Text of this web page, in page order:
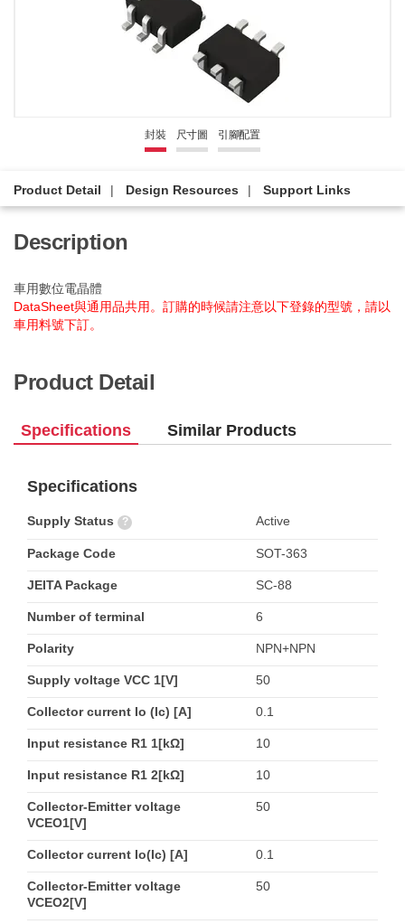
封裝 尺寸圖 引腳配置
Product Detail Design Resources Support Links
Description
車用數位電晶體
DataSheet與通用品共用。訂購的時候請注意以下登錄的型號，請以
車用料號下訂。
Product Detail
Specifications Similar Products
Specifications
Supply Status ? Active
Package Code SOT-363
JEITA Package SC-88
Number of terminal 6
Polarity NPN+NPN
Supply voltage VCC 1[V] 50
Collector current Io (Ic) [A] 0.1
Input resistance R1 1[kΩ] 10
Input resistance R1 2[kΩ] 10
Collector-Emitter voltage
VCEO1[V]
50
Collector current Io(Ic) [A] 0.1
Collector-Emitter voltage
VCEO2[V]
50